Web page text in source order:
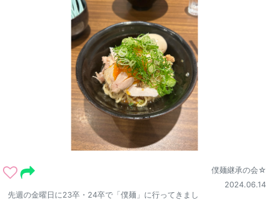
僕麺継承の会☆
2024.06.14
先週の金曜日に23卒・24卒で「僕麺」に行ってきまし